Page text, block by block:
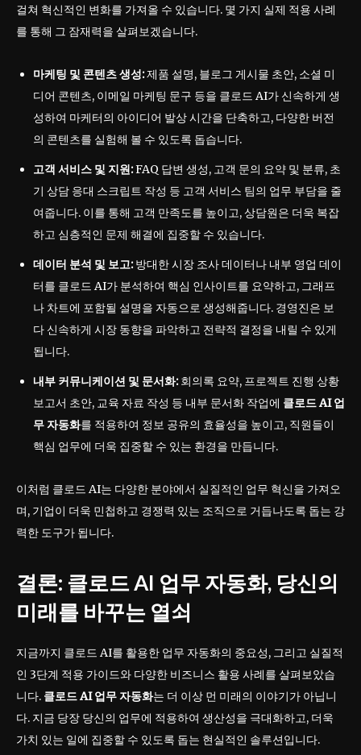
걸쳐 혁신적인 변화를 가져올 수 있습니다. 몇 가지 실제 적용 사례
를 통해 그 잠재력을 살펴보겠습니다.
마케팅 및 콘텐츠 생성:제품 설명, 블로그 게시물 초안, 소셜 미
디어 콘텐츠, 이메일 마케팅 문구 등을 클로드 AI가 신속하게 생
성하여 마케터의 아이디어 발상 시간을 단축하고, 다양한 버전
의 콘텐츠를 실험해 볼 수 있도록 돕습니다.
고객 서비스 및 지원:FAQ 답변 생성, 고객 문의 요약 및 분류, 초
기 상담 응대 스크립트 작성 등 고객 서비스 팀의 업무 부담을 줄
여줍니다. 이를 통해 고객 만족도를 높이고, 상담원은 더욱 복잡
하고 심층적인 문제 해결에 집중할 수 있습니다.
데이터 분석 및 보고:방대한 시장 조사 데이터나 내부 영업 데이
터를 클로드 AI가 분석하여 핵심 인사이트를 요약하고, 그래프
나 차트에 포함될 설명을 자동으로 생성해줍니다. 경영진은 보
다 신속하게 시장 동향을 파악하고 전략적 결정을 내릴 수 있게
됩니다.
내부 커뮤니케이션 및 문서화:회의록 요약, 프로젝트 진행 상황
보고서 초안, 교육 자료 작성 등 내부 문서화 작업에 클로드 AI 업
무 자동화를 적용하여 정보 공유의 효율성을 높이고, 직원들이
핵심 업무에 더욱 집중할 수 있는 환경을 만듭니다.
이처럼 클로드 AI는 다양한 분야에서 실질적인 업무 혁신을 가져오
며, 기업이 더욱 민첩하고 경쟁력 있는 조직으로 거듭나도록 돕는 강
력한 도구가 됩니다.
결론: 클로드 AI 업무 자동화, 당신의
미래를 바꾸는 열쇠
지금까지 클로드 AI를 활용한 업무 자동화의 중요성, 그리고 실질적
인 3단계 적용 가이드와 다양한 비즈니스 활용 사례를 살펴보았습
니다. 클로드 AI 업무 자동화는 더 이상 먼 미래의 이야기가 아닙니
다. 지금 당장 당신의 업무에 적용하여 생산성을 극대화하고, 더욱
가치 있는 일에 집중할 수 있도록 돕는 현실적인 솔루션입니다.